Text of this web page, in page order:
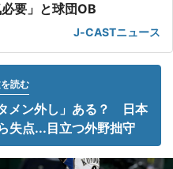
要」と球団OB
J-CASTニュース
読む
メン外し」ある？ 日本
失点...目立つ外野拙守